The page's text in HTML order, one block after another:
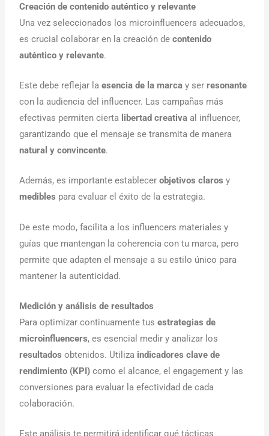
Creación de contenido auténtico y relevante
Una vez seleccionados los microinfluencers adecuados,
es crucial colaborar en la creación decontenido
auténtico y relevante.
Este debe reflejar laesencia de la marca y serresonante
con la audiencia del influencer. Las campañas más
efectivas permiten cierta libertad creativa al influencer,
garantizando que el mensaje se transmita de manera
natural y convincente.
Además, es importante establecerobjetivos claros y
medibles para evaluar el éxito de la estrategia.
De este modo, facilita a los influencers materiales y
guías que mantengan la coherencia con tu marca, pero
permite que adapten el mensaje a su estilo único para
mantener la autenticidad.
Medición y análisis de resultados
Para optimizar continuamente tusestrategias de
microinfluencers, es esencial medir y analizar los
resultados obtenidos. Utiliza indicadores clave de
rendimiento (KPI) como el alcance, el engagement y las
conversiones para evaluar la efectividad de cada
colaboración.